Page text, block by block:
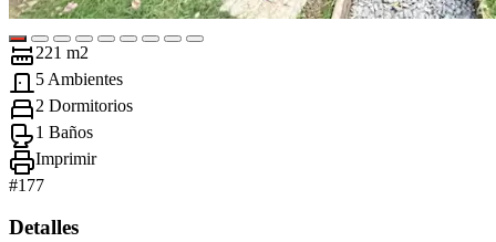
221 m2
5 Ambientes
2 Dormitorios
1 Baños
Imprimir
#177
Detalles